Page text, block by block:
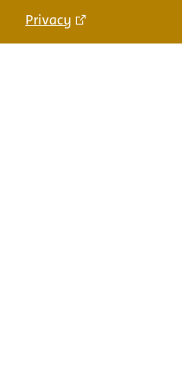
Privacy